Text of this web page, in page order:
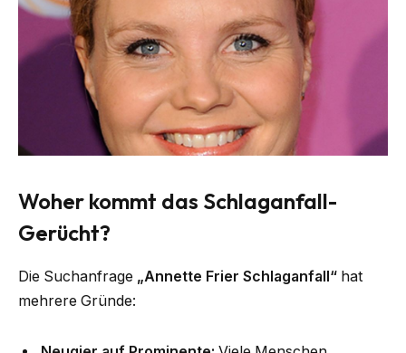
Woher kommt das Schlaganfall-
Gerücht?
Die Suchanfrage „Annette Frier Schlaganfall“ hat
mehrere Gründe: